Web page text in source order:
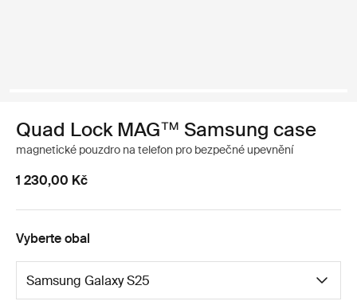
Quad Lock MAG™ Samsung case
magnetické pouzdro na telefon pro bezpečné upevnění
1 230,00 Kč
Vyberte obal